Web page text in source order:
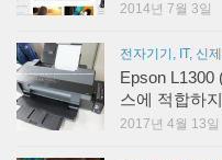
2014년 7월 3일
전자기기, IT, 신
Epson L1300
스에 적합하
2017년 4월 13일